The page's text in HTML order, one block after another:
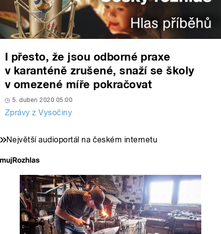
I přesto, že jsou odborné praxe
v karanténě zrušené, snaží se školy
v omezené míře pokračovat
5. duben 2020 05:00
Zprávy z Vysočiny
Největší audioportál na českém internetu